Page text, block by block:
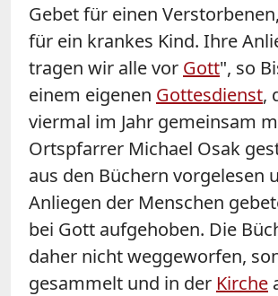
Gebet für einen
für ein krankes Kind. Ihre
tragen wir alle vor Gott", so
einem eigenen Gottesdienst,
viermal im Jahr gemeinsam
Ortspfarrer Michael Osak
aus den Büchern vorgelesen
Anliegen der Menschen
bei Gott aufgehoben. Die
daher nicht weggeworfen,
gesammelt und in der Kirche